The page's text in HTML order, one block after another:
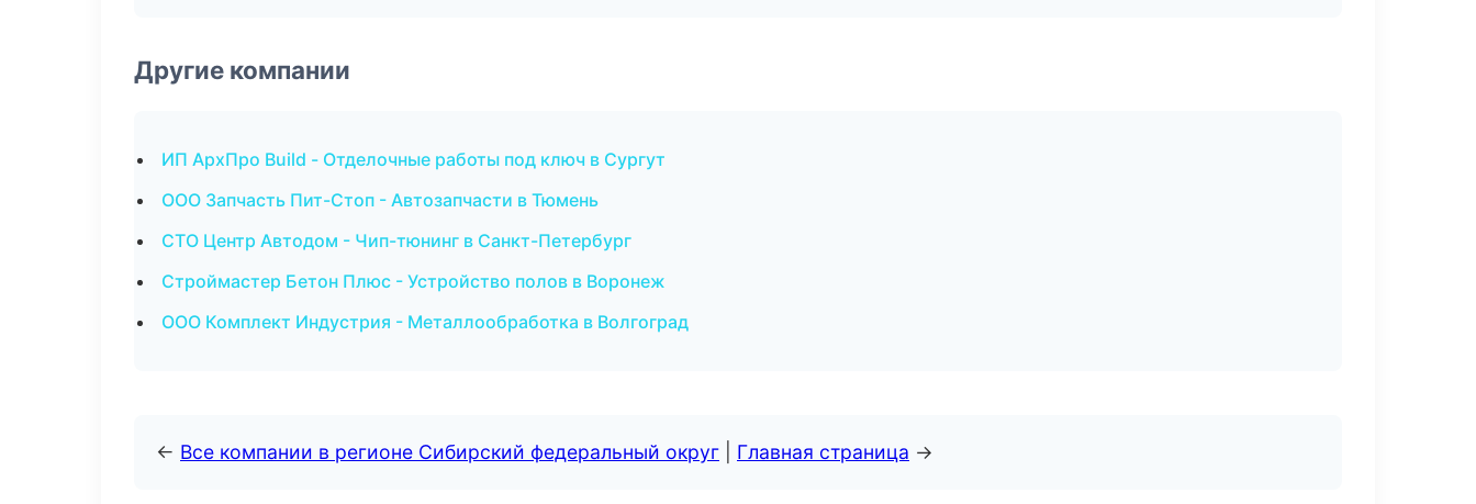
Другие компании
ИП АрхПро Build - Отделочные работы под ключ в Сургут
ООО Запчасть Пит-Стоп - Автозапчасти в Тюмень
СТО Центр Автодом - Чип-тюнинг в Санкт-Петербург
Строймастер Бетон Плюс - Устройство полов в Воронеж
ООО Комплект Индустрия - Металлообработка в Волгоград
← Все компании в регионе Сибирский федеральный округ Главная страница →